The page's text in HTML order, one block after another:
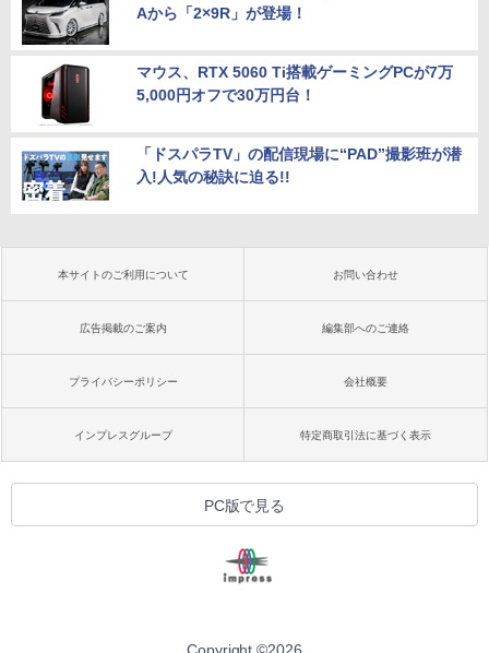
Aから「2×9R」が登場！
マウス、RTX 5060 Ti搭載ゲーミングPCが7万
5,000円オフで30万円台！
「ドスパラTV」の配信現場に“PAD”撮影班が潜
入!人気の秘訣に迫る!!
本サイトのご利用について お問い合わせ
広告掲載のご案内 編集部へのご連絡
プライバシーポリシー 会社概要
インプレスグループ 特定商取引法に基づく表示
PC版で見る